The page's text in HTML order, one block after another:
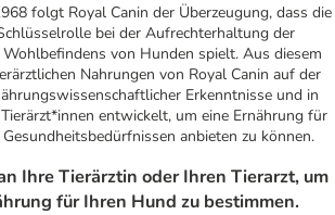
folgt Royal Canin der Überzeugung, dass die
bei der Aufrechterhaltung der
von Hunden spielt. Aus diesem
Nahrungen von Royal Canin auf der
Erkenntnisse und in
entwickelt, um eine Ernährung für
anbieten zu können.
Ihre Tierärztin oder Ihren Tierarzt, um
für Ihren Hund zu bestimmen.